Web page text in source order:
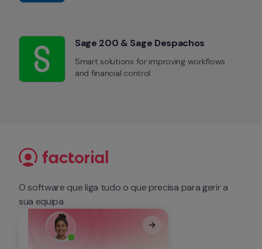
Sage 200 & Sage Despachos
Smart solutions for improving workflows
and financial control.
O software que liga tudo o que precisa para gerir a
sua equipa